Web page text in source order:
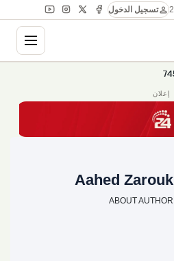
personتسجيل الدخول
إعلان
Aahed Zarouk
ABOUT AUTHOR